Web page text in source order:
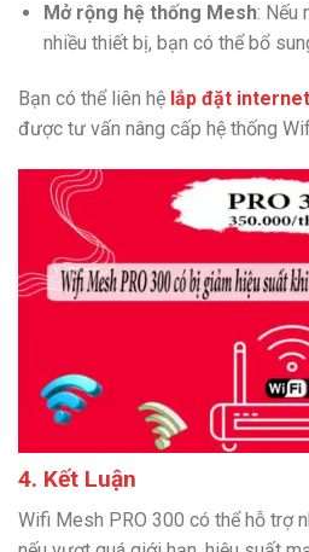
Mở rộng hệ thống Mesh: Nếu
nhiều thiết bị, bạn có thể bổ
Bạn có thể liên hệ lắp đặt
được tư vấn nâng cấp hệ thống
4. Kết Luận
Wifi Mesh PRO 300 có thể hỗ trợ